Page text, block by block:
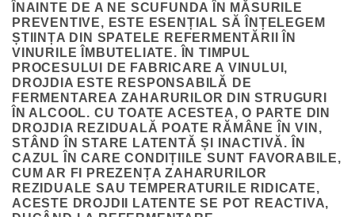
ÎNAINTE DE A NE SCUFUNDA ÎN MĂSURILE
PREVENTIVE, ESTE ESENȚIAL SĂ ÎNȚELEGEM
ȘTIINȚA DIN SPATELE REFERMENTĂRII ÎN
VINURILE ÎMBUTELIATE. ÎN TIMPUL
PROCESULUI DE FABRICARE A VINULUI,
DROJDIA ESTE RESPONSABILĂ DE
FERMENTAREA ZAHARURILOR DIN STRUGURI
ÎN ALCOOL. CU TOATE ACESTEA, O PARTE DIN
DROJDIA REZIDUALĂ POATE RĂMÂNE ÎN VIN,
STÂND ÎN STARE LATENTĂ ȘI INACTIVĂ. ÎN
CAZUL ÎN CARE CONDIȚIILE SUNT FAVORABILE,
CUM AR FI PREZENȚA ZAHARURILOR
REZIDUALE SAU TEMPERATURILE RIDICATE,
ACESTE DROJDII LATENTE SE POT REACTIVA,